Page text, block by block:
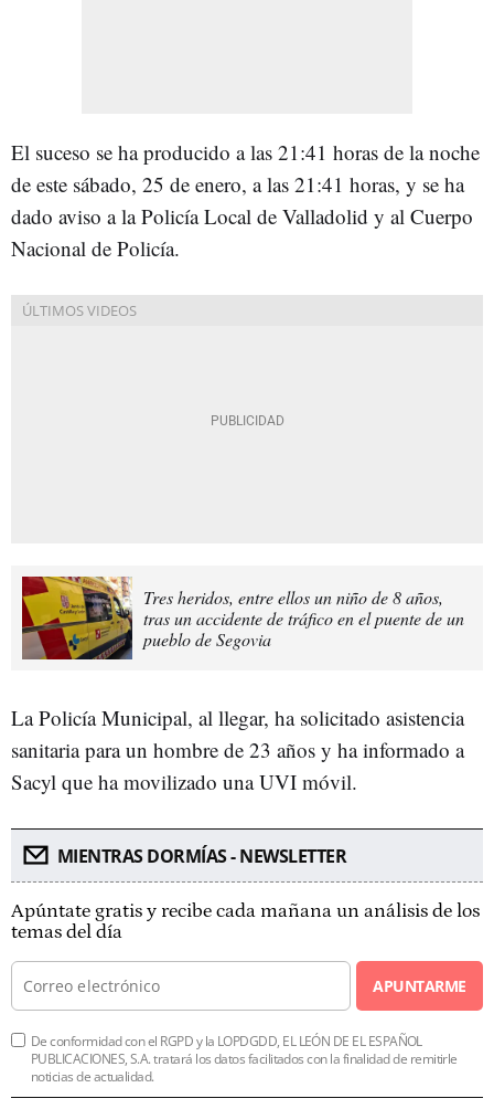
El suceso se ha producido a las 21:41 horas de la noche
de este sábado, 25 de enero, a las 21:41 horas, y se ha
dado aviso a la Policía Local de Valladolid y al Cuerpo
Nacional de Policía.
Tres heridos, entre ellos un niño de 8 años,
tras un accidente de tráfico en el puente de un
pueblo de Segovia
La Policía Municipal, al llegar, ha solicitado asistencia
sanitaria para un hombre de 23 años y ha informado a
Sacyl que ha movilizado una UVI móvil.
MIENTRAS DORMÍAS - NEWSLETTER
Apúntate gratis y recibe cada mañana un análisis de los
temas del día
APUNTARME
De conformidad con el RGPD y la LOPDGDD, EL LEÓN DE EL ESPAÑOL
PUBLICACIONES, S.A. tratará los datos facilitados con la finalidad de remitirle
noticias de actualidad.